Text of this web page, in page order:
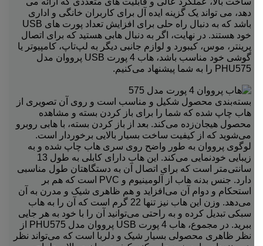
دهد، می تواند یک گزینه ایده آل برای کاربران خانگی و اداری
باشد که به دنبال راه حلی برای افزایش تعداد پورت های USB
خود هستند. در نهایت، اگر به دنبال هابی هستید که برای اتصال
پرینتر، موس، کیبورد و لوازم جانبی دیگر به لپ‌تاپ، کامپیوتر یا
گوشی خود مناسب باشد، هاب 4 پورت USB پرووان مدل
PHU575 را به شما پیشنهاد می‌کنیم.
بسته‌بندی محصول شکیل و مناسب است و روی آن تصویری از
هاب چاپ شده که شما را برای باز کردن بسته و مشاهده
محصول هیجان‌زده می‌کند. بعد از باز کردن بسته، با هابی روبرو
می‌شوید که از کیفیت ساخت بسیار بالایی برخوردار است.
لوگوی پرووان به طور واضح روی سری هاب چاپ شده و به
زیبایی خودنمایی می‌کند. این هاب دارای کابلی به طول 13
سانتی‌متر است که برای اتصال آن به دستگاهتان طول مناسبی
دارد. جنس بدنه هاب از آلومینیوم و PVC است که هم بر
استحکام و دوام آن می‌افزاید و هم ظاهری شیک و مدرن به آن
می‌دهد. وزن این هاب نیز تنها 22 گرم است که آن را به هاب
سبکی تبدیل کرده و به راحتی می‌توانید آن را با خود به هر جایی
ببرید. در مجموع، هاب 4 پورت USB پرووان مدل PHU575 از
نظر ظاهری محصولی بسیار شیک و دلربا است که می‌تواند نظر